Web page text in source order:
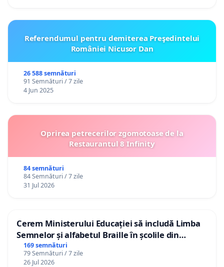
Referendumul pentru demiterea Preşedintelui
României Nicusor Dan
26 588 semnături
91 Semnături / 7 zile
4 Jun 2025
Oprirea petrecerilor zgomotoase de la
Restaurantul 8 Infinity
84 semnături
84 Semnături / 7 zile
31 Jul 2026
Cerem Ministerului Educației să includă Limba
Semnelor și alfabetul Braille în școlile din
Republica Moldova!
169 semnături
79 Semnături / 7 zile
26 Jul 2026